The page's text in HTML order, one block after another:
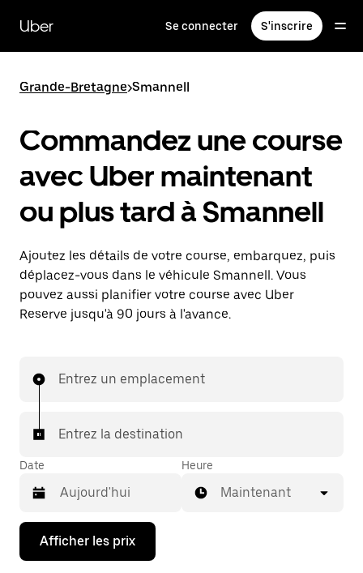
contenu
principal
Uber Se connecter S'inscrire
Grande-Bretagne>Smannell
Commandez une course
avec Uber maintenant
ou plus tard à Smannell
Ajoutez les détails de votre course, embarquez, puis
déplacez-vous dans le véhicule Smannell. Vous
pouvez aussi planifier votre course avec Uber
Reserve jusqu'à 90 jours à l'avance.
Entrez un emplacement
Entrez la destination
Date
Appuyez
la
Heure
Maintenant
Afficher les prix